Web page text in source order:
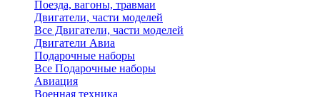
Поезда, вагоны, травмаи
Двигатели, части моделей
Все Двигатели, части моделей
Двигатели Авиа
Подарочные наборы
Все Подарочные наборы
Авиация
Военная техника